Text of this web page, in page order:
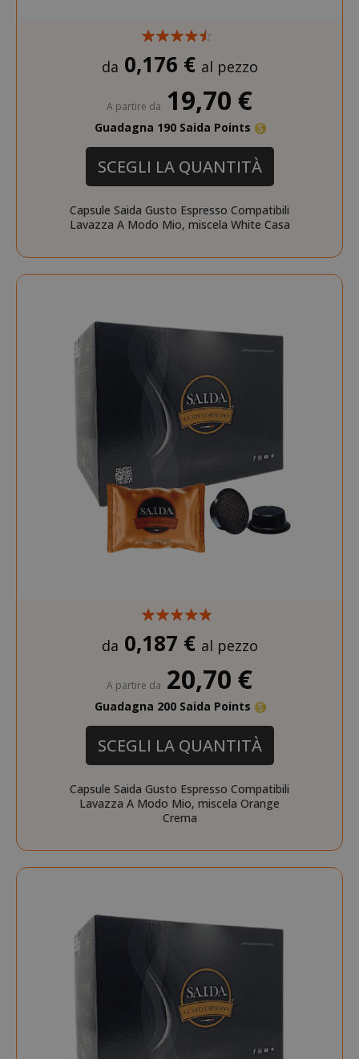
da 0,176 € al pezzo
A partire da 19,70 €
Guadagna 190 Saida Points
SCEGLI LA QUANTITÀ
Capsule Saida Gusto Espresso Compatibili
Lavazza A Modo Mio, miscela White Casa
da 0,187 € al pezzo
A partire da 20,70 €
Guadagna 200 Saida Points
SCEGLI LA QUANTITÀ
Capsule Saida Gusto Espresso Compatibili
Lavazza A Modo Mio, miscela Orange
Crema